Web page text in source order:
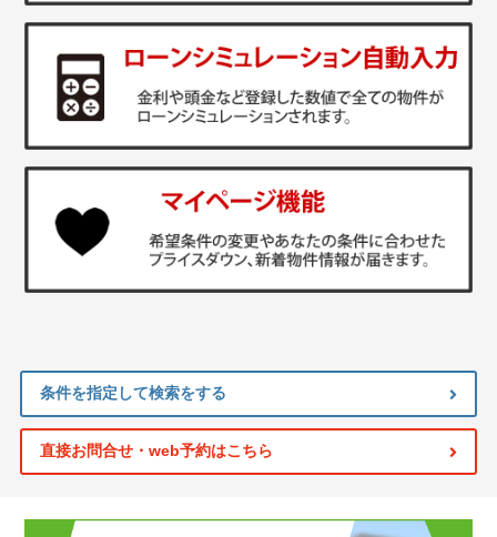
条件を指定して検索をする
直接お問合せ・web予約はこちら